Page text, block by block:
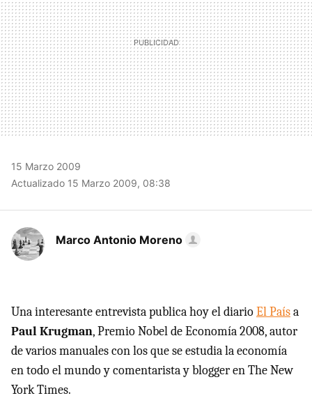
15 Marzo 2009
Actualizado 15 Marzo 2009, 08:38
Marco Antonio Moreno
Una interesante entrevista publica hoy el diarioEl Paísa
Paul Krugman, Premio Nobel de Economía 2008, autor
de varios manuales con los que se estudia la economía
en todo el mundo y comentarista y blogger en The New
York Times.